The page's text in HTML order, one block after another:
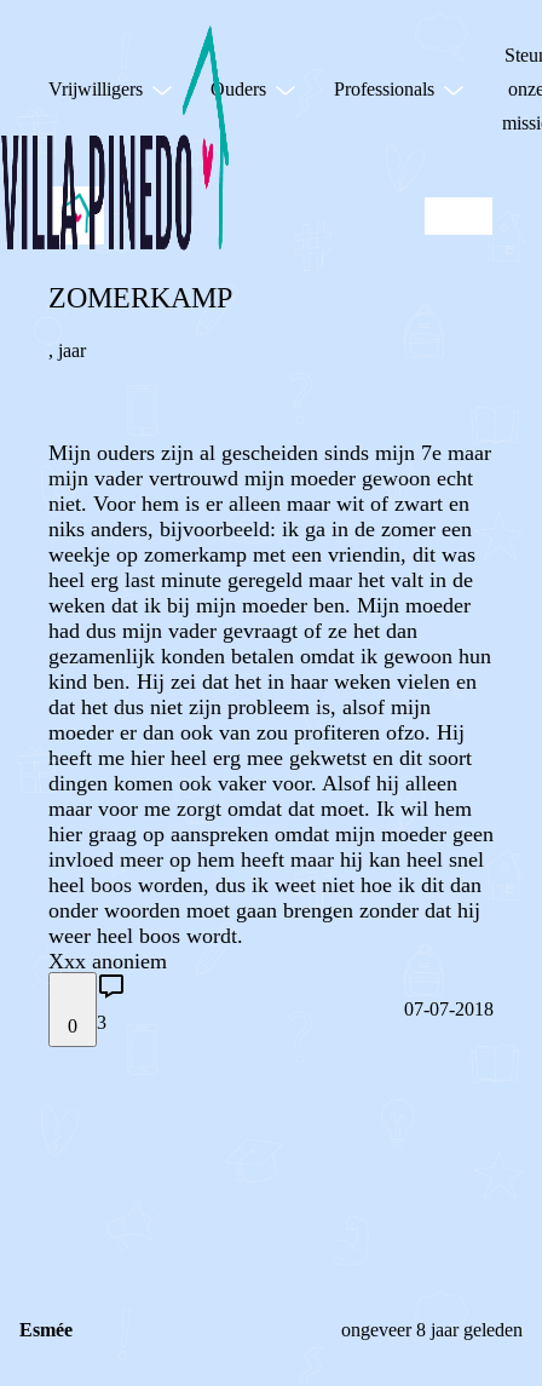
Vrijwilligers Ouders Professionals
ZOMERKAMP
, jaar
Mijn ouders zijn al gescheiden sinds mijn 7e maar
mijn vader vertrouwd mijn moeder gewoon echt
niet. Voor hem is er alleen maar wit of zwart en
niks anders, bijvoorbeeld: ik ga in de zomer een
weekje op zomerkamp met een vriendin, dit was
heel erg last minute geregeld maar het valt in de
weken dat ik bij mijn moeder ben. Mijn moeder
had dus mijn vader gevraagt of ze het dan
gezamenlijk konden betalen omdat ik gewoon hun
kind ben. Hij zei dat het in haar weken vielen en
dat het dus niet zijn probleem is, alsof mijn
moeder er dan ook van zou profiteren ofzo. Hij
heeft me hier heel erg mee gekwetst en dit soort
dingen komen ook vaker voor. Alsof hij alleen
maar voor me zorgt omdat dat moet. Ik wil hem
hier graag op aanspreken omdat mijn moeder geen
invloed meer op hem heeft maar hij kan heel snel
heel boos worden, dus ik weet niet hoe ik dit dan
onder woorden moet gaan brengen zonder dat hij
weer heel boos wordt.
Xxx anoniem
0 3
07-07-2018
Esmée ongeveer 8 jaar geleden